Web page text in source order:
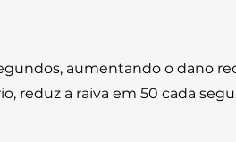
aumentando o dano
reduz a raiva em 50 cada